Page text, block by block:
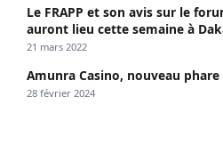
Le FRAPP et son avis sur le
auront lieu cette semaine à
21 mars 2022
Amunra Casino, nouveau
28 février 2024